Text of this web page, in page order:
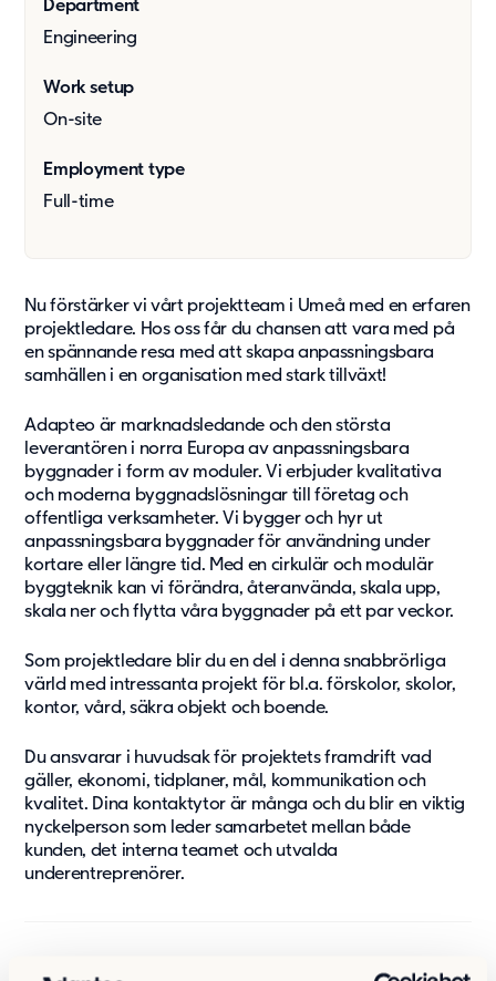
Press & media
About us
What we're about
Our strategy
Contact
Career
Department
Engineering
Work setup
On-site
Employment type
Full-time
Nu förstärker vi vårt projektteam i Umeå med en erfaren
projektledare. Hos oss får du chansen att vara med på
en spännande resa med att skapa anpassningsbara
samhällen i en organisation med stark tillväxt!
Adapteo är marknadsledande och den största
leverantören i norra Europa av anpassningsbara
byggnader i form av moduler. Vi erbjuder kvalitativa
och moderna byggnadslösningar till företag och
offentliga verksamheter. Vi bygger och hyr ut
anpassningsbara byggnader för användning under
kortare eller längre tid. Med en cirkulär och modulär
byggteknik kan vi förändra, återanvända, skala upp,
skala ner och flytta våra byggnader på ett par veckor.
Som projektledare blir du en del i denna snabbrörliga
värld med intressanta projekt för bl.a. förskolor, skolor,
kontor, vård, säkra objekt och boende.
Du ansvarar i huvudsak för projektets framdrift vad
gäller, ekonomi, tidplaner, mål, kommunikation och
kvalitet. Dina kontaktytor är många och du blir en viktig
nyckelperson som leder samarbetet mellan både
kunden, det interna teamet och utvalda
underentreprenörer.
För att lyckas inom rollen som projektledare tror vi att